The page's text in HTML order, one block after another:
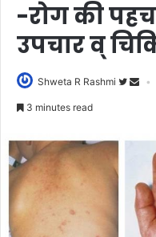
-रोग की
उपचार व्
Shweta R Rashmi
3 minutes read